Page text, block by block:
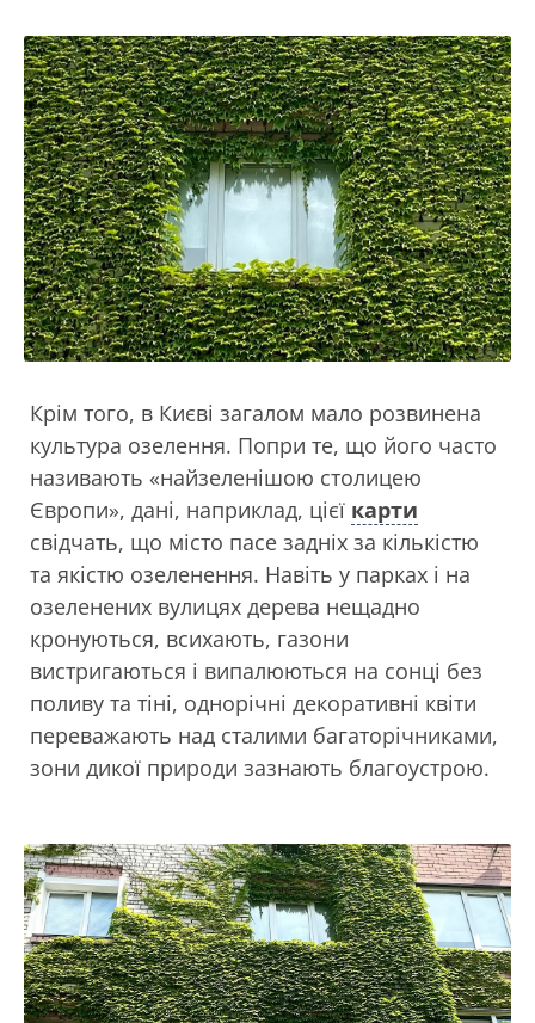
Крім того, в Києві загалом мало розвинена
культура озелення. Попри те, що його часто
називають «найзеленішою столицею
Європи», дані, наприклад, цієї карти
свідчать, що місто пасе задніх за кількістю
та якістю озеленення. Навіть у парках і на
озеленених вулицях дерева нещадно
кронуються, всихають, газони
вистригаються і випалюються на сонці без
поливу та тіні, однорічні декоративні квіти
переважають над сталими багаторічниками,
зони дикої природи зазнають благоустрою.